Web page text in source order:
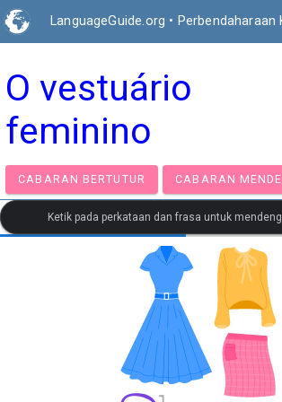
LanguageGuide.org • Perbendaharaan
O vestuário
feminino
CABARAN BERTUTUR CABARAN
Ketik pada perkataan dan frasa untuk